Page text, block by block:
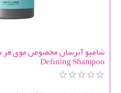
Defining Shampoo